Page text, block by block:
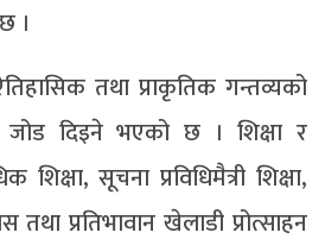
।
तथा प्राकृतिक गन्तव्यको
जोड दिइने भएको छ । शिक्षा र
शिक्षा, सूचना प्रविधिमैत्री शिक्षा,
प्रतिभावान खेलाडी प्रोत्साहन